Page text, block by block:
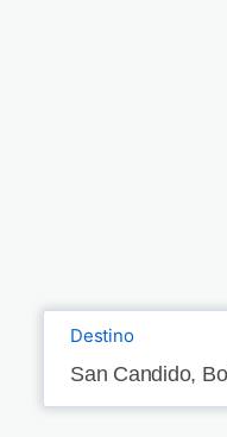
Destino